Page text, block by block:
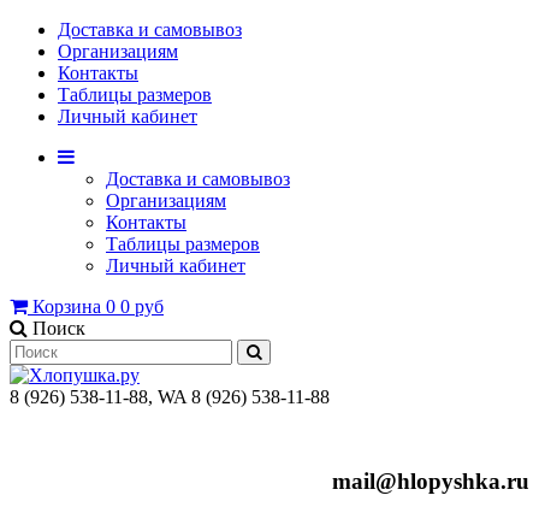
Доставка и самовывоз
Организациям
Контакты
Таблицы размеров
Личный кабинет
Доставка и самовывоз
Организациям
Контакты
Таблицы размеров
Личный кабинет
Корзина 0 0 руб
Поиск
8 (926) 538-11-88, WA 8 (926) 538-11-88
mail@hlopyshka.ru